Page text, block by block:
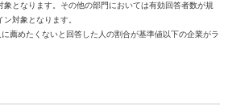
となります。その他の部門においては有効回答者数が規
対象となります。
薦めたくないと回答した人の割合が基準値以下の企業がラ